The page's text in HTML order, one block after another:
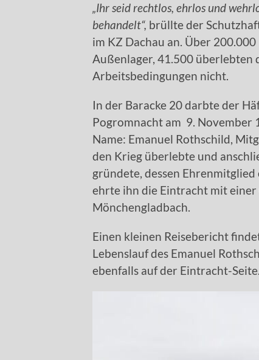
„Ihr seid rechtlos, ehrlos und
behandelt“, brüllte der
im KZ Dachau an. Über
Außenlager, 41.500 überlebten
Arbeitsbedingungen nicht.
In der Baracke 20 darbte der
Pogromnacht am 9. November
Name: Emanuel Rothschild,
den Krieg überlebte und
gründete, dessen
ehrte ihn die Eintracht mit einer
Mönchengladbach.
Einen kleinen Reisebericht
Lebenslauf des Emanuel
ebenfalls auf der Eintracht-Seite.